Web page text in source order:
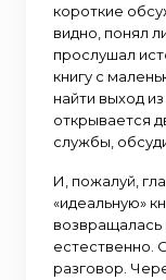
короткие
видно, понял
прослушал
книгу с
найти выход
открывается
службы,
И, пожалуй,
«идеальную»
возвращалась
естественно.
разговор.